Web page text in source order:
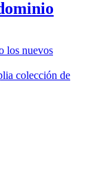
los nuevos
colección de